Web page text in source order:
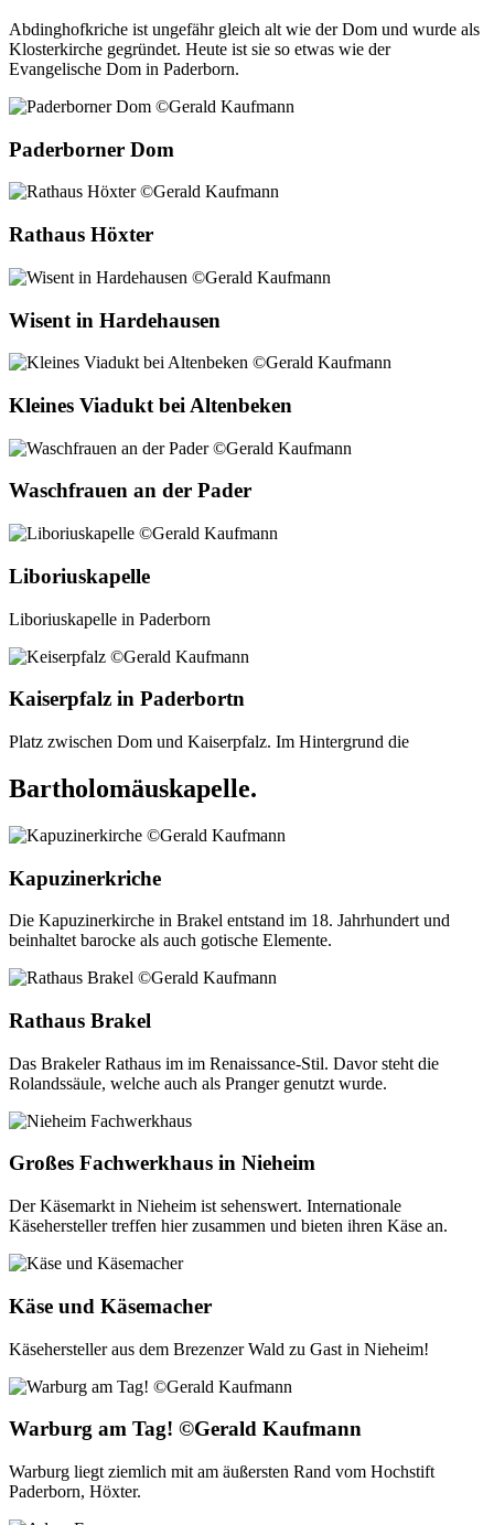
Abdinghofkriche ist ungefähr gleich alt wie der Dom und wurde als
Klosterkirche gegründet. Heute ist sie so etwas wie der
Evangelische Dom in Paderborn.
Paderborner Dom
Rathaus Höxter
Wisent in Hardehausen
Kleines Viadukt bei Altenbeken
Waschfrauen an der Pader
Liboriuskapelle
Liboriuskapelle in Paderborn
Kaiserpfalz in Paderbortn
Platz zwischen Dom und Kaiserpfalz. Im Hintergrund die
Bartholomäuskapelle.
Kapuzinerkriche
Die Kapuzinerkirche in Brakel entstand im 18. Jahrhundert und
beinhaltet barocke als auch gotische Elemente.
Rathaus Brakel
Das Brakeler Rathaus im im Renaissance-Stil. Davor steht die
Rolandssäule, welche auch als Pranger genutzt wurde.
Großes Fachwerkhaus in Nieheim
Der Käsemarkt in Nieheim ist sehenswert. Internationale
Käsehersteller treffen hier zusammen und bieten ihren Käse an.
Käse und Käsemacher
Käsehersteller aus dem Brezenzer Wald zu Gast in Nieheim!
Warburg am Tag! ©Gerald Kaufmann
Warburg liegt ziemlich mit am äußersten Rand vom Hochstift
Paderborn, Höxter.